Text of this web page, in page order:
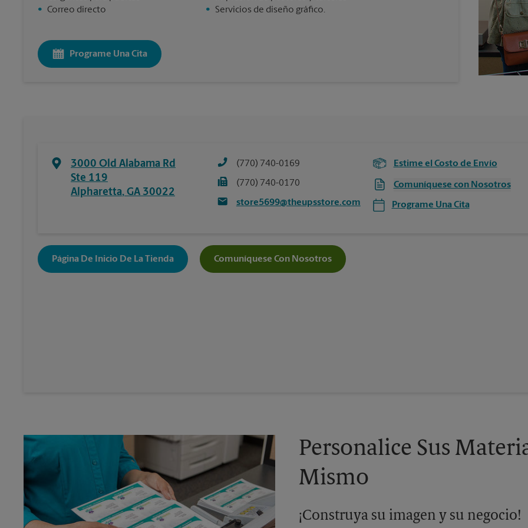
• Correo directo
•
Servicios de diseño gráfico.
Programe Una Cita
3000 Old Alabama Rd
Ste 119
Alpharetta, GA 30022
(770) 740-0169
(770) 740-0170
store5699@theupsstore.com
Estime el Costo de Envío
Comuníquese con Nosotros
Programe Una Cita
Página De Inicio De La Tienda Comuníquese Con Nosotros
Personalice Sus
Mismo
¡Construya su imagen y su negocio!